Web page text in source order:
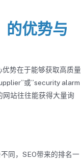
的优势与
势在于能够获取高质量
或”security alarm
站往往能获得大量询
同，SEO带来的排名一